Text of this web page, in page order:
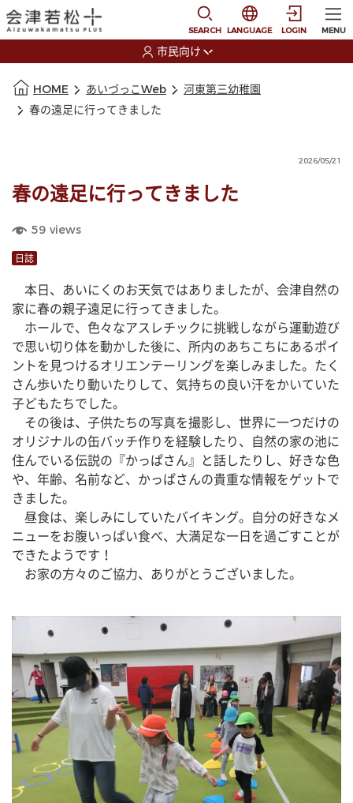
SEARCH
選択すると言語の切
LANGUAGE LOGIN MENU
市民向け
HOME あいづっこWeb
河東第三幼稚園
春の遠足に行ってきました
2026/05/21
春の遠足に行ってきました
59 views
日誌
本日、あいにくのお天気ではありましたが、会津自然の
家に春の親子遠足に行ってきました。
ホールで、色々なアスレチックに挑戦しながら運動遊び
で思い切り体を動かした後に、所内のあちこちにあるポイ
ントを見つけるオリエンテーリングを楽しみました。たく
さん歩いたり動いたりして、気持ちの良い汗をかいていた
子どもたちでした。
その後は、子供たちの写真を撮影し、世界に一つだけの
オリジナルの缶バッチ作りを経験したり、自然の家の池に
住んでいる伝説の『かっぱさん』と話したりし、好きな色
や、年齢、名前など、かっぱさんの貴重な情報をゲットで
きました。
昼食は、楽しみにしていたバイキング。自分の好きなメ
ニューをお腹いっぱい食べ、大満足な一日を過ごすことが
できたようです！
お家の方々のご協力、ありがとうございました。